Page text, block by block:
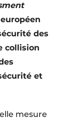
des
collision
et
mesure